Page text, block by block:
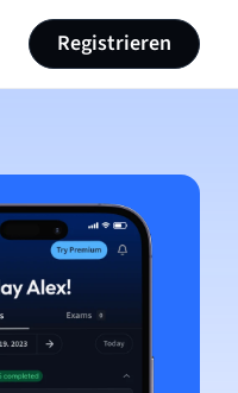
Registrieren